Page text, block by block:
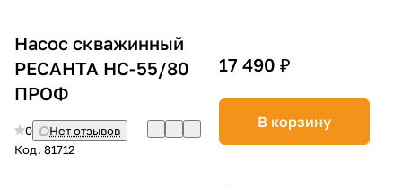
Насос скважинный
РЕСАНТА НС-55/80
ПРОФ
0
Нет отзывов
Код. 81712
17 490 ₽
В корзину
График платежей
Сегодня